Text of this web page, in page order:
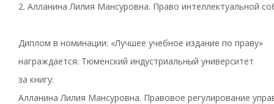
2. Алланина Лилия Мансуровна. Право интеллектуальной
Диплом в номинации: «Лучшее учебное издание по праву»
награждается: Тюменский индустриальный университет
за книгу:
Алланина Лилия Мансуровна. Правовое регулирование